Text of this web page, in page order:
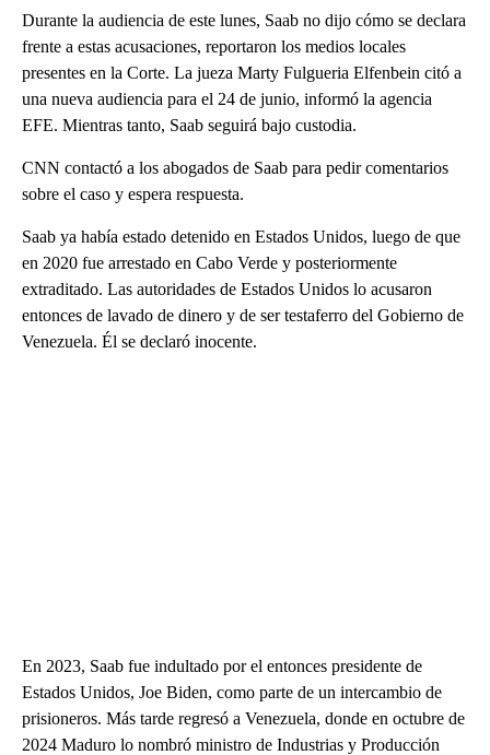
Durante la audiencia de este lunes, Saab no dijo cómo se declara
frente a estas acusaciones, reportaron los medios locales
presentes en la Corte. La jueza Marty Fulgueria Elfenbein citó a
una nueva audiencia para el 24 de junio, informó la agencia
EFE. Mientras tanto, Saab seguirá bajo custodia.
CNN contactó a los abogados de Saab para pedir comentarios
sobre el caso y espera respuesta.
Saab ya había estado detenido en Estados Unidos, luego de que
en 2020 fue arrestado en Cabo Verde y posteriormente
extraditado. Las autoridades de Estados Unidos lo acusaron
entonces de lavado de dinero y de ser testaferro del Gobierno de
Venezuela. Él se declaró inocente.
En 2023, Saab fue indultado por el entonces presidente de
Estados Unidos, Joe Biden, como parte de un intercambio de
prisioneros. Más tarde regresó a Venezuela, donde en octubre de
2024 Maduro lo nombró ministro de Industrias y Producción